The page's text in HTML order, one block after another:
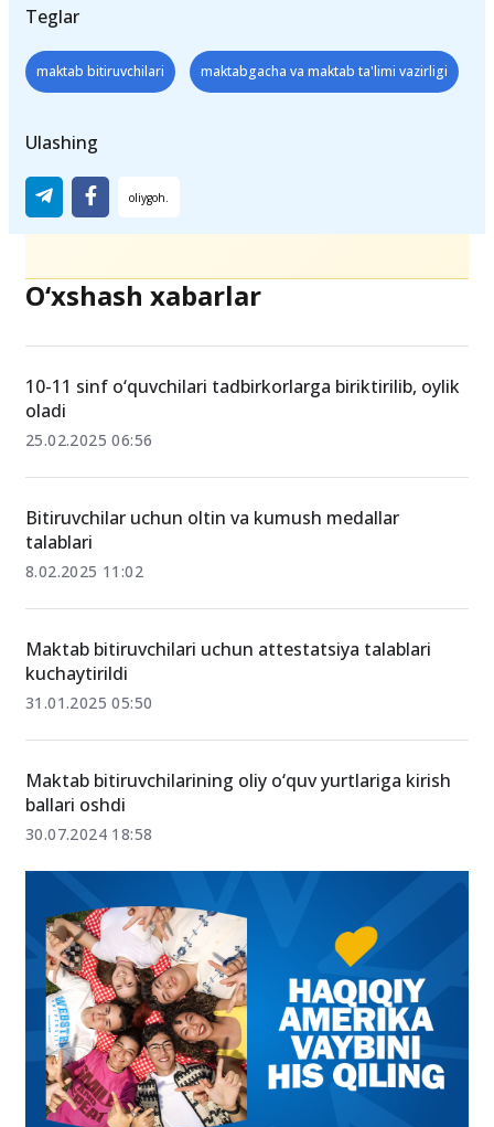
Teglar
maktab bitiruvchilari
Ulashing
O‘xshash xabarlar
oladi
25.02.2025 06:56
talablari
8.02.2025 11:02
kuchaytirildi
31.01.2025 05:50
30.07.2024 18:58